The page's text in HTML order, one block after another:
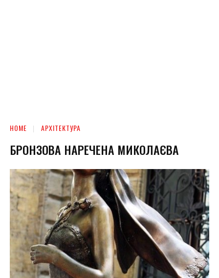
HOME АРХІТЕКТУРА
БРОНЗОВА НАРЕЧЕНА МИКОЛАЄВА